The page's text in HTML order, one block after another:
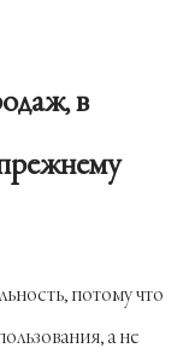
в
потому что
а не